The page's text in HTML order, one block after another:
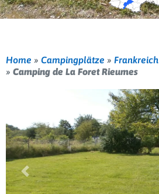
Home » Campingplätze » Frankreich
» Camping de La Foret Rieumes
Vorherige